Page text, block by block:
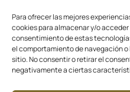
Para ofrecer las mejores
cookies para almacenar y/o
consentimiento de estas
el comportamiento de navegación
sitio. No consentir o retirar el
negativamente a ciertas
Privacidad
Cookies
Aviso legal
Desarrollado porLa Ola Buena